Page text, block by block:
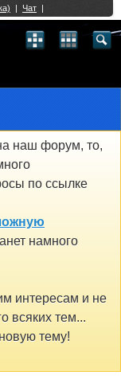
наш форум, то,
по ссылке
намного
интересам и не
всяких тем...
тему!
21 22 23 24 25 26
40 41 42 43